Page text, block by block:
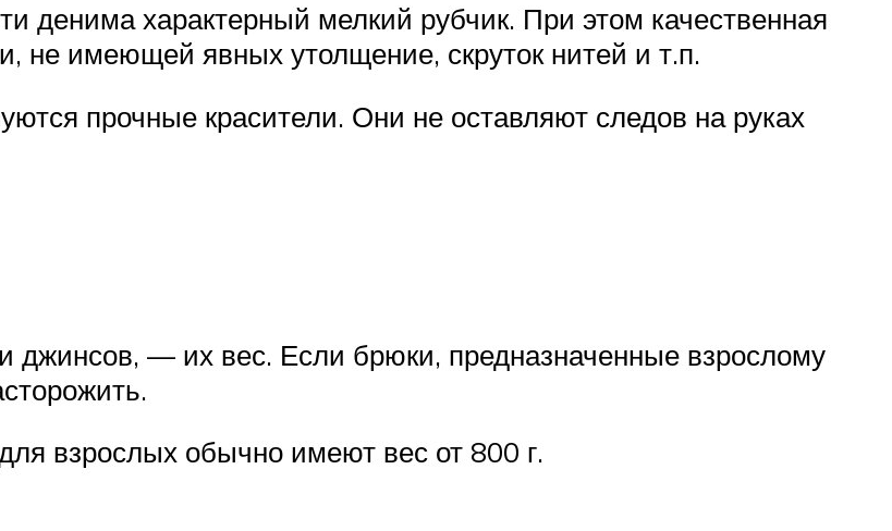
денима характерный мелкий рубчик. При этом качественная
не имеющей явных утолщение, скруток нитей и т.п.
прочные красители. Они не оставляют следов на руках
джинсов, — их вес. Если брюки, предназначенные взрослому
взрослых обычно имеют вес от 800 г.